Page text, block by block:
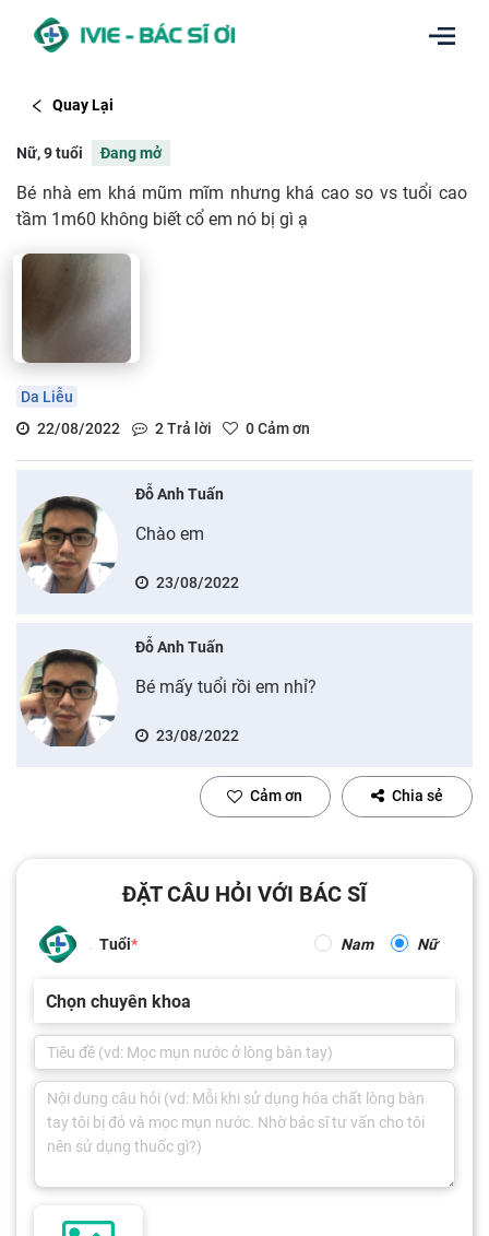
Quay Lại
Nữ, 9 tuổi Đang mở
Bé nhà em khá mũm mĩm nhưng khá cao so vs tuổi cao
tầm 1m60 không biết cổ em nó bị gì ạ
Da Liễu
22/08/2022
2Trả lời 0Cảm ơn
Đỗ Anh Tuấn
Chào em
23/08/2022
Đỗ Anh Tuấn
Bé mấy tuổi rồi em nhỉ?
23/08/2022
Cảm ơn Chia sẻ
ĐẶT CÂU HỎI VỚI BÁC SĨ
Tuổi Nam Nữ
Chọn chuyên khoa